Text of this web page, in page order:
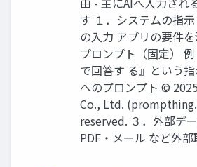
す １．システムの指
の入力 アプリの要件
プロンプト（固定）
で回答す る』という
へのプロンプト ©
Co., Ltd.
reserved. ３．外部デ
PDF・メール など外